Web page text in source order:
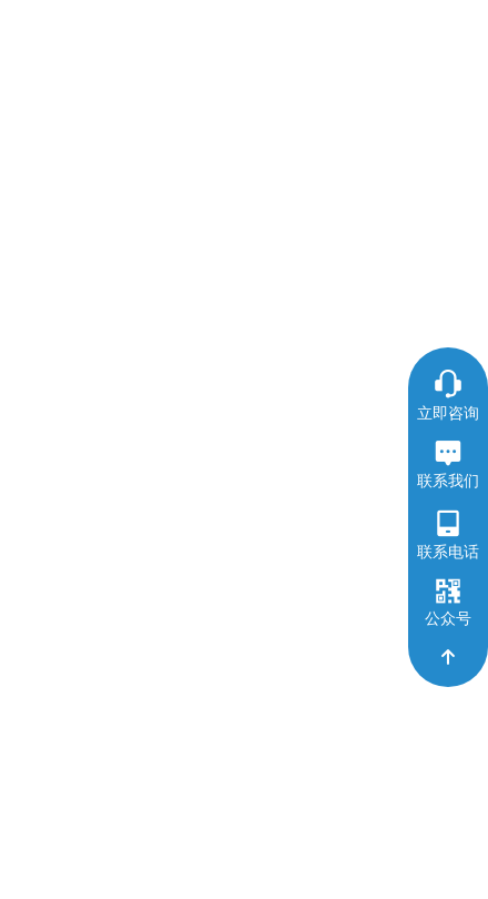
立即咨询
联系我们
联系电话
公众号